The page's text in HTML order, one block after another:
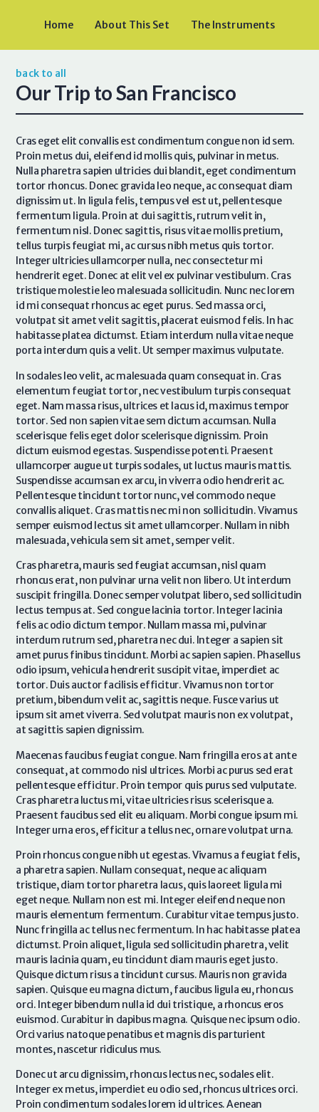
Home About This Set The Instruments
back to all
Our Trip to San Francisco
Cras eget elit convallis est condimentum congue non id sem.
Proin metus dui, eleifend id mollis quis, pulvinar in metus.
Nulla pharetra sapien ultricies dui blandit, eget condimentum
tortor rhoncus. Donec gravida leo neque, ac consequat diam
dignissim ut. In ligula felis, tempus vel est ut, pellentesque
fermentum ligula. Proin at dui sagittis, rutrum velit in,
fermentum nisl. Donec sagittis, risus vitae mollis pretium,
tellus turpis feugiat mi, ac cursus nibh metus quis tortor.
Integer ultricies ullamcorper nulla, nec consectetur mi
hendrerit eget. Donec at elit vel ex pulvinar vestibulum. Cras
tristique molestie leo malesuada sollicitudin. Nunc nec lorem
id mi consequat rhoncus ac eget purus. Sed massa orci,
volutpat sit amet velit sagittis, placerat euismod felis. In hac
habitasse platea dictumst. Etiam interdum nulla vitae neque
porta interdum quis a velit. Ut semper maximus vulputate.
In sodales leo velit, ac malesuada quam consequat in. Cras
elementum feugiat tortor, nec vestibulum turpis consequat
eget. Nam massa risus, ultrices et lacus id, maximus tempor
tortor. Sed non sapien vitae sem dictum accumsan. Nulla
scelerisque felis eget dolor scelerisque dignissim. Proin
dictum euismod egestas. Suspendisse potenti. Praesent
ullamcorper augue ut turpis sodales, ut luctus mauris mattis.
Suspendisse accumsan ex arcu, in viverra odio hendrerit ac.
Pellentesque tincidunt tortor nunc, vel commodo neque
convallis aliquet. Cras mattis nec mi non sollicitudin. Vivamus
semper euismod lectus sit amet ullamcorper. Nullam in nibh
malesuada, vehicula sem sit amet, semper velit.
Cras pharetra, mauris sed feugiat accumsan, nisl quam
rhoncus erat, non pulvinar urna velit non libero. Ut interdum
suscipit fringilla. Donec semper volutpat libero, sed sollicitudin
lectus tempus at. Sed congue lacinia tortor. Integer lacinia
felis ac odio dictum tempor. Nullam massa mi, pulvinar
interdum rutrum sed, pharetra nec dui. Integer a sapien sit
amet purus finibus tincidunt. Morbi ac sapien sapien. Phasellus
odio ipsum, vehicula hendrerit suscipit vitae, imperdiet ac
tortor. Duis auctor facilisis efficitur. Vivamus non tortor
pretium, bibendum velit ac, sagittis neque. Fusce varius ut
ipsum sit amet viverra. Sed volutpat mauris non ex volutpat,
at sagittis sapien dignissim.
Maecenas faucibus feugiat congue. Nam fringilla eros at ante
consequat, at commodo nisl ultrices. Morbi ac purus sed erat
pellentesque efficitur. Proin tempor quis purus sed vulputate.
Cras pharetra luctus mi, vitae ultricies risus scelerisque a.
Praesent faucibus sed elit eu aliquam. Morbi congue ipsum mi.
Integer urna eros, efficitur a tellus nec, ornare volutpat urna.
Proin rhoncus congue nibh ut egestas. Vivamus a feugiat felis,
a pharetra sapien. Nullam consequat, neque ac aliquam
tristique, diam tortor pharetra lacus, quis laoreet ligula mi
eget neque. Nullam non est mi. Integer eleifend neque non
mauris elementum fermentum. Curabitur vitae tempus justo.
Nunc fringilla ac tellus nec fermentum. In hac habitasse platea
dictumst. Proin aliquet, ligula sed sollicitudin pharetra, velit
mauris lacinia quam, eu tincidunt diam mauris eget justo.
Quisque dictum risus a tincidunt cursus. Mauris non gravida
sapien. Quisque eu magna dictum, faucibus ligula eu, rhoncus
orci. Integer bibendum nulla id dui tristique, a rhoncus eros
euismod. Curabitur in dapibus magna. Quisque nec ipsum odio.
Orci varius natoque penatibus et magnis dis parturient
montes, nascetur ridiculus mus.
Donec ut arcu dignissim, rhoncus lectus nec, sodales elit.
Integer ex metus, imperdiet eu odio sed, rhoncus ultrices orci.
Proin condimentum sodales lorem id ultrices. Aenean